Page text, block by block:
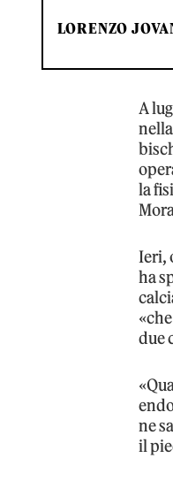
LORENZO
A
la
Ieri,
ha
due
ne
il